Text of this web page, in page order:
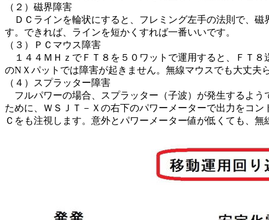
（２）磁界障害
ＤＣラインを輪状にすると、フレミング左手の法則で、
す。できれば、ラインを短かくすれば一番いいです。
（３）ＰＣマウス障害
１４４ＭＨｚでＦＴ８を５０ワットで運用すると、ＦＴ
のNＸパットでは障害が起きません。無線マウスでも大丈夫
（４）スプラッター障害
フルパワーの場合、スプラッター（子波）が発生するよ
ために、ＷＳＪＴ－Ｘの右下のパワーメーターで出力をコ
Ｃをも注視します。意外とパワーメーター値が低くても、